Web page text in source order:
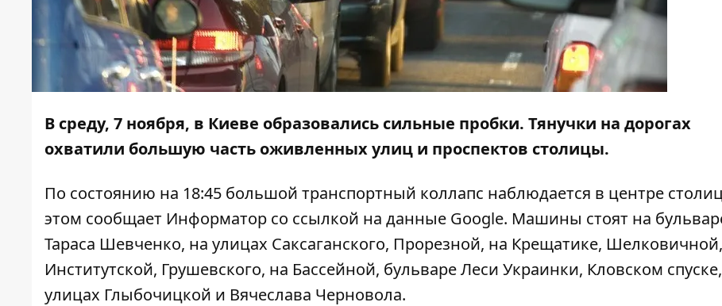
В среду, 7 ноября, в Киеве образовались сильные пробки. Тянучки на дорогах
охватили большую часть оживленных улиц и проспектов столицы.
По состоянию на 18:45 большой транспортный коллапс наблюдается в центре
этом сообщает Информатор со ссылкой на данные Google. Машины стоят на
Тараса Шевченко, на улицах Саксаганского, Прорезной, на Крещатике, Шелковичной,
Институтской, Грушевского, на Бассейной, бульваре Леси Украинки, Кловском
улицах Глыбочицкой и Вячеслава Черновола.